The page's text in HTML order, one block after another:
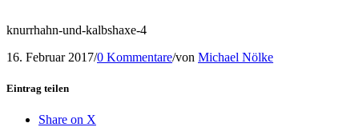
knurrhahn-und-kalbshaxe-4
16. Februar 2017/0 Kommentare/von Michael Nölke
Eintrag teilen
Share on X